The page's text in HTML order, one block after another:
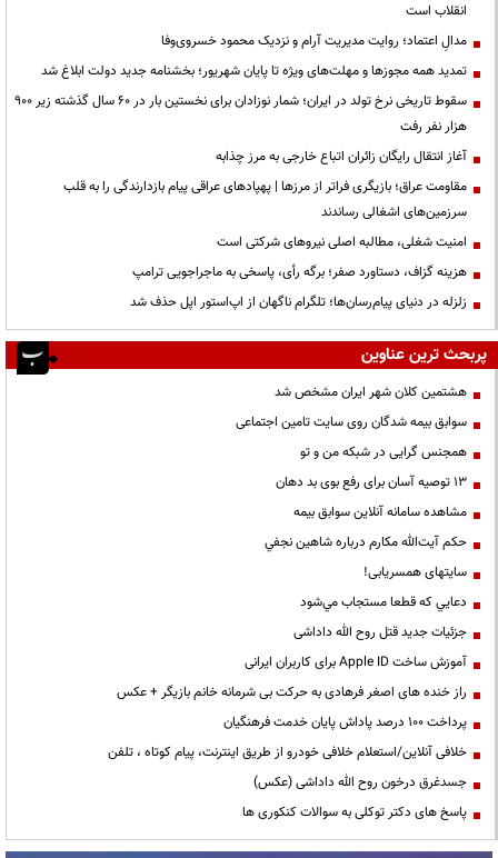
انقلاب است
مدالِ اعتماد؛ روایت مدیریت آرام و نزدیک محمود خسروی‌وفا
تمدید همه مجوزها و مهلت‌های ویژه تا پایان شهریور؛ بخشنامه جدید دولت ابلاغ شد
سقوط تاریخی نرخ تولد در ایران؛ شمار نوزادان برای نخستین بار در ۶۰ سال گذشته زیر ۹۰۰
هزار نفر رفت
آغاز انتقال رایگان زائران اتباع خارجی به مرز چذابه
مقاومت عراق؛ بازیگری فراتر از مرزها | پهپادهای عراقی پیام بازدارندگی را به قلب
سرزمین‌های اشغالی رساندند
‌امنیت شغلی، مطالبه اصلی نیروهای شرکتی است
هزینه گزاف، دستاورد صفر؛ برگه رأی، پاسخی به ماجراجویی ترامپ
زلزله در دنیای پیام‌رسان‌ها؛ تلگرام ناگهان از اپ‌استور اپل حذف شد
پربحث ترین عناوین
هشتمین کلان شهر ایران مشخص شد
سوابق بیمه شدگان روی سایت تامین اجتماعی
همجنس گرایی در شبکه من و تو
13 توصیه آسان برای رفع بوی بد دهان
مشاهده سامانه آنلاين سوابق بیمه
حكم آيت‌الله مكارم درباره شاهين نجفي
سایتهای همسریابی!
دعايي كه قطعا مستجاب مي‌شود
جزئیات جدید قتل روح الله داداشی
آموزش ساخت Apple ID برای کاربران ایرانی
راز خنده های اصغر فرهادی به حرکت بی شرمانه خانم بازیگر + عکس
پرداخت ۱۰۰ درصد پاداش پایان خدمت فرهنگیان
خلافی آنلاین/استعلام خلافی خودرو از طریق اینترنت، پیام کوتاه ، تلفن
جسدغرق درخون روح الله داداشی (عکس)
پاسخ های دکتر توکلی به سوالات کنکوری ها